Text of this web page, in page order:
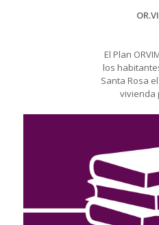
El Plan
los
Santa Rosa
vivienda